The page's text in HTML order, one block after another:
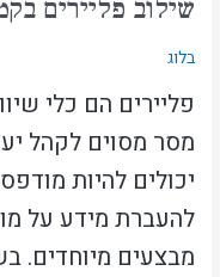
שילוב פליירים
בלוג
פליירים הם כלי
מסר מסוים לקהל
יכולים להיות
להעברת מידע על
מבצעים מיוחדים.